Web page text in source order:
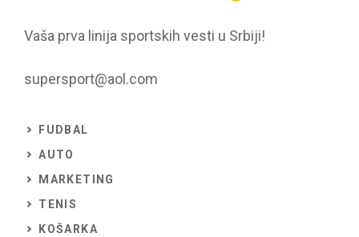
Vaša prva linija sportskih vesti u Srbiji!
supersport@aol.com
FUDBAL
AUTO
MARKETING
TENIS
KOŠARKA